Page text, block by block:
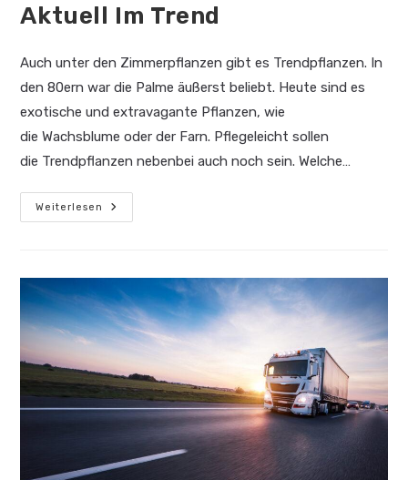
Aktuell Im Trend
Auch unter den Zimmerpflanzen gibt es Trendpflanzen. In
den 80ern war die Palme äußerst beliebt. Heute sind es
exotische und extravagante Pflanzen, wie
die Wachsblume oder der Farn. Pflegeleicht sollen
die Trendpflanzen nebenbei auch noch sein. Welche…
Weiterlesen
Diese
Zimmerpflanzen